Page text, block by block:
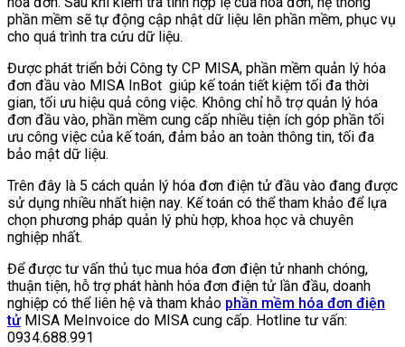
phần mềm sẽ tự động cập nhật dữ liệu lên phần mềm, phục vụ
cho quá trình tra cứu dữ liệu.
Được phát triển bởi Công ty CP MISA, phần mềm quản lý hóa
đơn đầu vào MISA InBot giúp kế toán tiết kiệm tối đa thời
gian, tối ưu hiệu quả công việc. Không chỉ hỗ trợ quản lý hóa
đơn đầu vào, phần mềm cung cấp nhiều tiện ích góp phần tối
ưu công việc của kế toán, đảm bảo an toàn thông tin, tối đa
bảo mật dữ liệu.
Trên đây là 5 cách quản lý hóa đơn điện tử đầu vào đang được
sử dụng nhiều nhất hiện nay. Kế toán có thể tham khảo để lựa
chọn phương pháp quản lý phù hợp, khoa học và chuyên
nghiệp nhất.
Để được tư vấn thủ tục mua hóa đơn điện tử nhanh chóng,
thuận tiện, hỗ trợ phát hành hóa đơn điện tử lần đầu, doanh
nghiệp có thể liên hệ và tham khảo phần mềm hóa đơn điện
tửMISA MeInvoice do MISA cung cấp. Hotline tư vấn:
0934.688.991